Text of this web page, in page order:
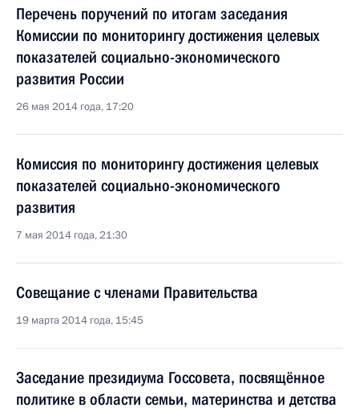
Перечень поручений по итогам заседания
Комиссии по мониторингу достижения целевых
показателей социально-экономического
развития России
26 мая 2014 года, 17:20
Комиссия по мониторингу достижения целевых
показателей социально-экономического
развития
7 мая 2014 года, 21:30
Совещание с членами Правительства
19 марта 2014 года, 15:45
Заседание президиума Госсовета, посвящённое
политике в области семьи, материнства и детства